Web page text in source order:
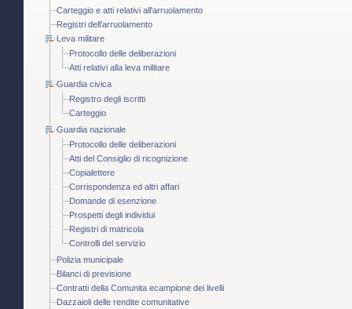
Carteggio e atti relativi all'arruolamento
Registri dell'arruolamento
Leva militare
Protocollo delle deliberazioni
Atti relativi alla leva militare
Guardia civica
Registro degli iscritti
Carteggio
Guardia nazionale
Protocollo delle deliberazioni
Atti del Consiglio di ricognizione
Copialettere
Corrispondenza ed altri affari
Domande di esenzione
Prospetti degli individui
Registri di matricola
Controlli del servizio
Polizia municipale
Bilanci di previsione
Contratti della Comunita ecampione dei livelli
Dazzaioli delle rendite comunitative